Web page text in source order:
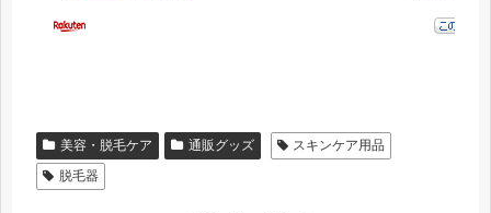
美容・脱毛ケア 通販グッズ
スキンケア用品
脱毛器